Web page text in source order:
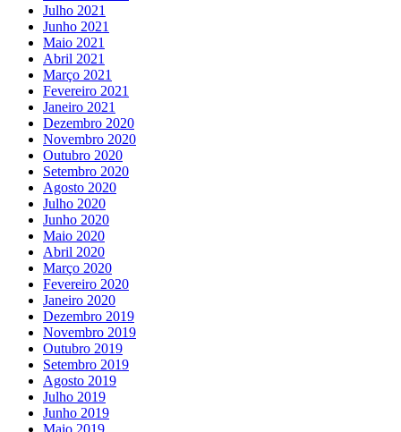
Julho 2021
Junho 2021
Maio 2021
Abril 2021
Março 2021
Fevereiro 2021
Janeiro 2021
Dezembro 2020
Novembro 2020
Outubro 2020
Setembro 2020
Agosto 2020
Julho 2020
Junho 2020
Maio 2020
Abril 2020
Março 2020
Fevereiro 2020
Janeiro 2020
Dezembro 2019
Novembro 2019
Outubro 2019
Setembro 2019
Agosto 2019
Julho 2019
Junho 2019